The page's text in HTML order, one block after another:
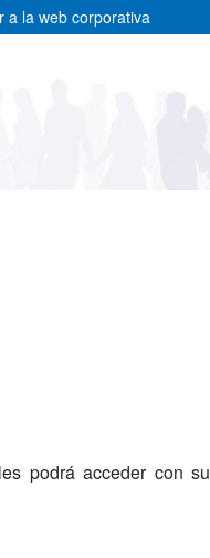
a la web corporativa
podrá acceder con su